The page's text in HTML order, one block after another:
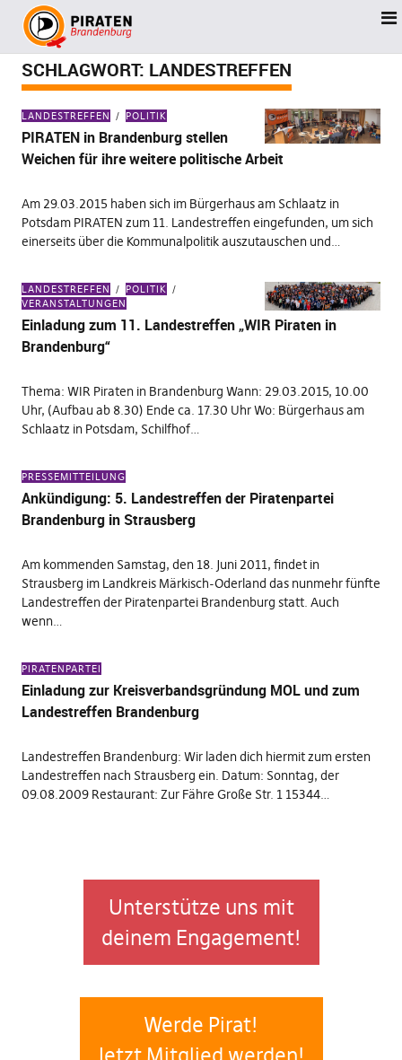
SCHLAGWORT: LANDESTREFFEN
LANDESTREFFEN POLITIK
PIRATEN in Brandenburg stellen
Weichen für ihre weitere politische Arbeit
Am 29.03.2015 haben sich im Bürgerhaus am Schlaatz in
Potsdam PIRATEN zum 11. Landestreffen eingefunden, um sich
einerseits über die Kommunalpolitik auszutauschen und…
LANDESTREFFEN
POLITIK
VERANSTALTUNGEN
Einladung zum 11. Landestreffen „WIR Piraten in
Brandenburg“
Thema: WIR Piraten in Brandenburg Wann: 29.03.2015, 10.00
Uhr, (Aufbau ab 8.30) Ende ca. 17.30 Uhr Wo: Bürgerhaus am
Schlaatz in Potsdam, Schilfhof…
PRESSEMITTEILUNG
Ankündigung: 5. Landestreffen der Piratenpartei
Brandenburg in Strausberg
Am kommenden Samstag, den 18. Juni 2011, findet in
Strausberg im Landkreis Märkisch-Oderland das nunmehr fünfte
Landestreffen der Piratenpartei Brandenburg statt. Auch
wenn…
PIRATENPARTEI
Einladung zur Kreisverbandsgründung MOL und zum
Landestreffen Brandenburg
Landestreffen Brandenburg: Wir laden dich hiermit zum ersten
Landestreffen nach Strausberg ein. Datum: Sonntag, der
09.08.2009 Restaurant: Zur Fähre Große Str. 1 15344…
Unterstütze uns mit
deinem Engagement!
Werde Pirat!